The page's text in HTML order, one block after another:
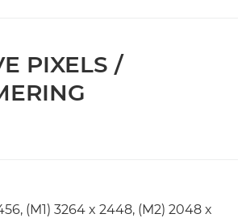
PIXELS /
(M1) 3264 x 2448, (M2) 2048 x